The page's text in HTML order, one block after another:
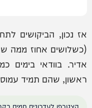
אז נכון, הביקושים
(כשלושים אחוז ממה
אדיר. בוודאי בימים
ראשון, שהם תמיד